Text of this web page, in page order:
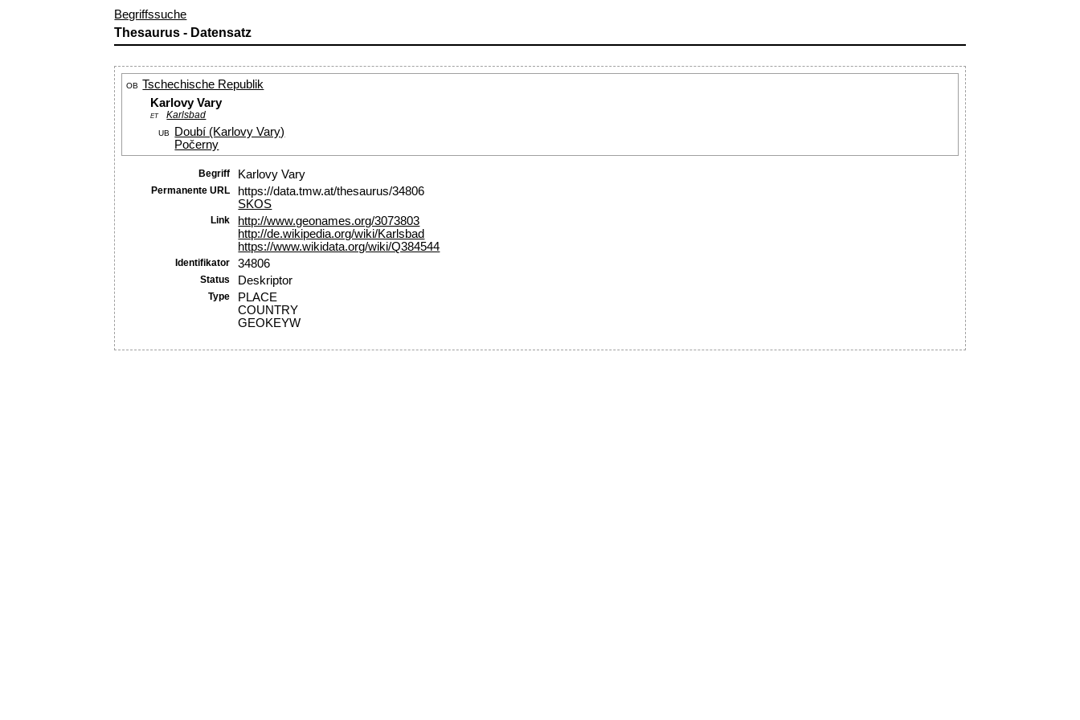
Begriffssuche
Thesaurus - Datensatz
OB Tschechische Republik
Karlovy Vary
ET Karlsbad
UB
Doubí (Karlovy Vary)
Počerny
Begriff Karlovy Vary
Permanente URL
https://data.tmw.at/thesaurus/34806
SKOS
Link
http://www.geonames.org/3073803
http://de.wikipedia.org/wiki/Karlsbad
https://www.wikidata.org/wiki/Q384544
Identifikator 34806
Status Deskriptor
Type
PLACE
COUNTRY
GEOKEYW